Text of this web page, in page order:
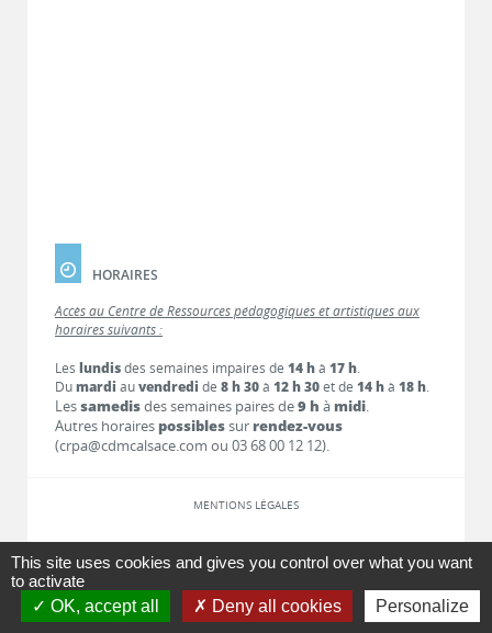
HORAIRES
Accès au Centre de Ressources pédagogiques et artistiques aux
horaires suivants :
Les lundisdes semaines impaires de 14 hà 17 h.
Dumardi auvendredi de 8 h 30à 12 h 30et de 14 hà 18 h.
Lessamedisdes semaines paires de9 h à midi.
Autres horaires possiblessur rendez-vous
(crpa@cdmcalsace.com ou 03 68 00 12 12).
MENTIONS LÉGALES
LIENS
CONTACT
This site uses cookies and gives you control over what you want
to activate
OK, accept all
Deny all cookies Personalize